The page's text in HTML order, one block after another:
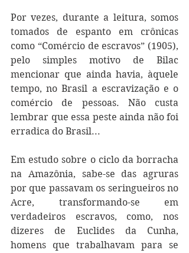
Por vezes, durante a leitura, somos
tomados de espanto em crônicas
como “Comércio de escravos” (1905),
pelo simples motivo de Bilac
mencionar que ainda havia, àquele
tempo, no Brasil a escravização e o
comércio de pessoas. Não custa
lembrar que essa peste ainda não foi
erradica do Brasil...
Em estudo sobre o ciclo da borracha
na Amazônia, sabe-se das agruras
por que passavam os seringueiros no
Acre, transformando-se em
verdadeiros escravos, como, nos
dizeres de Euclides da Cunha,
homens que trabalhavam para se